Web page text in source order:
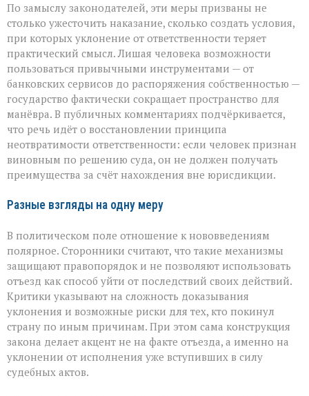
По замыслу законодателей, эти меры призваны не
столько ужесточить наказание, сколько создать условия,
при которых уклонение от ответственности теряет
практический смысл. Лишая человека возможности
пользоваться привычными инструментами — от
банковских сервисов до распоряжения собственностью —
государство фактически сокращает пространство для
манёвра. В публичных комментариях подчёркивается,
что речь идёт о восстановлении принципа
неотвратимости ответственности: если человек признан
виновным по решению суда, он не должен получать
преимущества за счёт нахождения вне юрисдикции.
Разные взгляды на одну меру
В политическом поле отношение к нововведениям
полярное. Сторонники считают, что такие механизмы
защищают правопорядок и не позволяют использовать
отъезд как способ уйти от последствий своих действий.
Критики указывают на сложность доказывания
уклонения и возможные риски для тех, кто покинул
страну по иным причинам. При этом сама конструкция
закона делает акцент не на факте отъезда, а именно на
уклонении от исполнения уже вступивших в силу
судебных актов.